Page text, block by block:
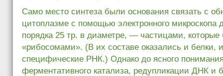
Само место синтеза были основания связать с
цитоплазме с помощью электронного
порядка 25 тр. в диаметре, — частицами,
«рибосомами». (В их составе оказались и белки,
специфические РНК.) Однако до ясного
ферментативного катализа, редупликации ДНК и